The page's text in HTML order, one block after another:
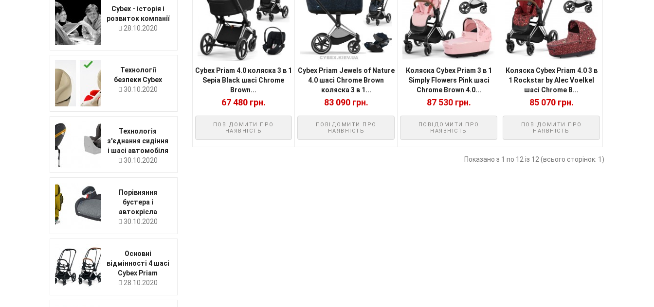
Cybex - історія і
розвиток компанії
28.10.2020
Технології
безпеки Cybex
30.10.2020
Технологія
з'єднання сидіння
і шасі автомобіля
30.10.2020
Порівняння
бустера і
автокрісла
30.10.2020
Основні
відмінності 4 шасі
Cybex Priam
28.10.2020
Cybex Priam 4.0 коляска 3 в 1
Sepia Black шасі Chrome
Brown...
67 480 грн.
ПОВІДОМИТИ ПРО
НАЯВНІСТЬ
Cybex Priam Jewels of Nature
4.0 шасі Chrome Brown
коляска 3 в 1...
83 090 грн.
ПОВІДОМИТИ ПРО
НАЯВНІСТЬ
Коляска Cybex Priam 3 в 1
Simply Flowers Pink шасі
Chrome Brown 4.0...
87 530 грн.
ПОВІДОМИТИ ПРО
НАЯВНІСТЬ
Коляска Cybex Priam 4.0 3 в
1 Rockstar by Alec Voelkel
шасі Chrome B...
85 070 грн.
ПОВІДОМИТИ ПРО
НАЯВНІСТЬ
Показано з 1 по 12 із 12 (всього сторінок: 1)